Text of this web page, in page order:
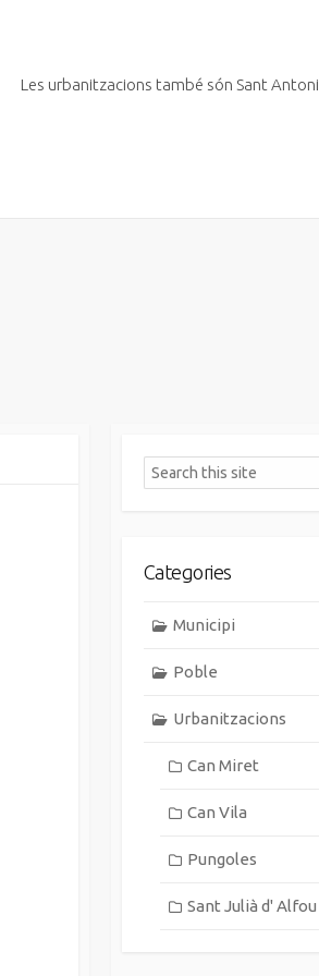
Les urbanitzacions també són Sant Antoni
Search
Categories
Municipi
Poble
Urbanitzacions
Can Miret
Can Vila
Pungoles
Sant Julià d' Alfou